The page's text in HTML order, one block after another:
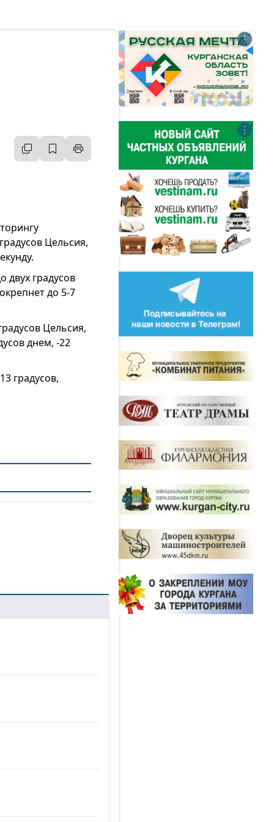
Цельсия,
двух градусов
до 5-7
Цельсия,
днем, -22
градусов,
⋮
⋮